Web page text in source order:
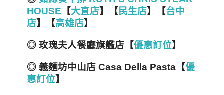
HOUSE 【大直店】【民生店】【台中
店】【高雄店】
◎ 玫瑰夫人餐廳旗艦店【優惠訂位】
◎ 義麵坊中山店 Casa Della Pasta【優
惠訂位】